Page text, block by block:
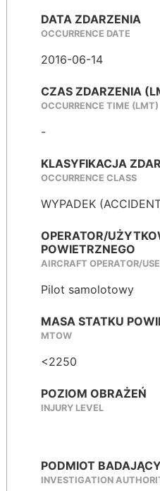
DATA ZDARZENIA
OCCURRENCE DATE
2016-06-14
CZAS ZDARZENIA
OCCURRENCE TIME (LMT)
-
KLASYFIKACJA
OCCURRENCE CLASS
WYPADEK
OPERATOR/
POWIETRZNEGO
AIRCRAFT OPERATOR/
Pilot samolotowy
MASA STATKU
MTOW
<2250
POZIOM OBRAŻEŃ
INJURY LEVEL
PODMIOT BADAJĄCY
INVESTIGATION